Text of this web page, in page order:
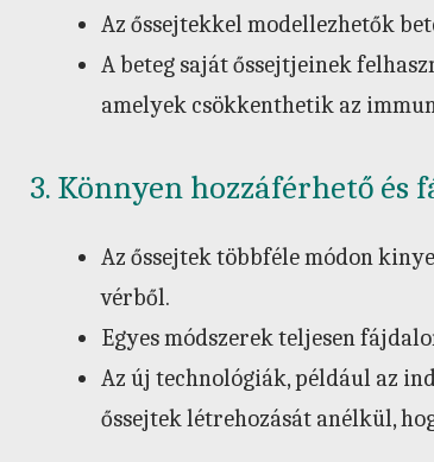
Az őssejtekkel modellezhetők
A beteg saját őssejtjeinek
amelyek csökkenthetik az
3. Könnyen hozzáférhető
Az őssejtek többféle módon
vérből.
Egyes módszerek teljesen
Az új technológiák, például az
őssejtek létrehozását anélkül,